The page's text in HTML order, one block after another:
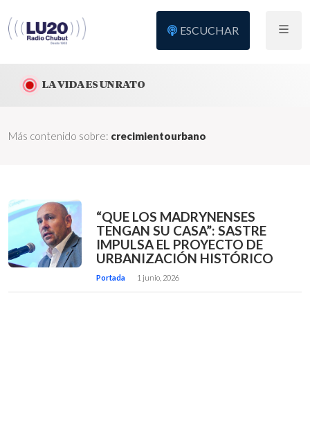
ESCUCHAR
LA VIDA ES UN RATO
Más contenido sobre: crecimientourbano
“QUE LOS MADRYNENSES
TENGAN SU CASA”: SASTRE
IMPULSA EL PROYECTO DE
URBANIZACIÓN HISTÓRICO
Portada 1 junio, 2026